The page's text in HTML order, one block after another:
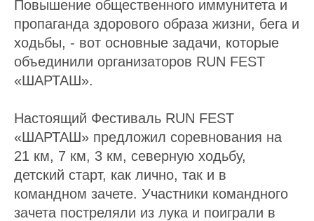
Повышение общественного иммунитета и
пропаганда здорового образа жизни, бега и
ходьбы, - вот основные задачи, которые
объединили организаторов RUN FEST
«ШАРТАШ».
Настоящий Фестиваль RUN FEST
«ШАРТАШ» предложил соревнования на
21 км, 7 км, 3 км, северную ходьбу,
детский старт, как лично, так и в
командном зачете. Участники командного
зачета постреляли из лука и поиграли в